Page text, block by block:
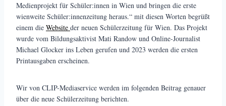
Medienprojekt für Schüler:innen in Wien und bringen die erste
wienweite Schüler:innenzeitung heraus.“ mit diesen Worten begrüßt
einem die Website der neuen Schülerzeitung für Wien. Das Projekt
wurde vom Bildungsaktivist Mati Randow und Online-Journalist
Michael Glocker ins Leben gerufen und 2023 werden die ersten
Printausgaben erscheinen.
Wir von CLIP-Mediaservice werden im folgenden Beitrag genauer
über die neue Schülerzeitung berichten.